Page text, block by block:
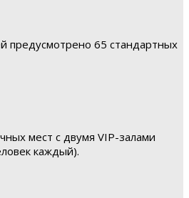
предусмотрено 65 стандартных
мест с двумя VIP-залами
каждый).